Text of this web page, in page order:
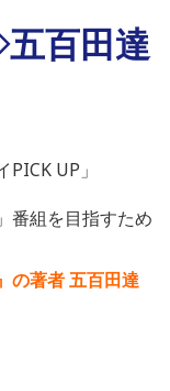
百田達
PICK UP」
番組を目指すため
の著者 五百田達